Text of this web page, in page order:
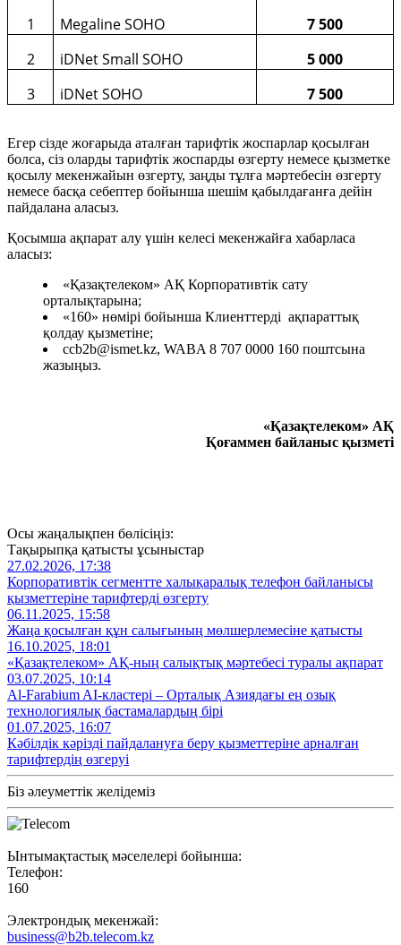
1
Megaline SOHO
7 500
2
iDNet Small SOHO
5 000
3
iDNet SOHO 7 500
Егер сізде жоғарыда аталған тарифтік жоспарлар қосылған
болса, сіз оларды тарифтік жоспарды өзгерту немесе қызметке
қосылу мекенжайын өзгерту, заңды тұлға мәртебесін өзгерту
немесе басқа себептер бойынша шешім қабылдағанға дейін
пайдалана аласыз.
Қосымша ақпарат алу үшін келесі мекенжайға хабарласа
аласыз:
«Қазақтелеком» АҚ Корпоративтік сату
орталықтарына;
«160» нөмірі бойынша Клиенттерді ақпараттық
қолдау қызметіне;
ccb2b@ismet.kz, WABA 8 707 0000 160 поштсына
жазыңыз.
«Қазақтелеком» АҚ
Қоғаммен байланыс қызметі
Осы жаңалықпен бөлісіңіз:
Тақырыпқа қатысты ұсыныстар
27.02.2026, 17:38
Корпоративтік сегментте халықаралық телефон байланысы
қызметтеріне тарифтерді өзгерту
06.11.2025, 15:58
Жаңа қосылған құн салығының мөлшерлемесіне қатысты
16.10.2025, 18:01
«Қазақтелеком» АҚ-ның салықтық мәртебесі туралы ақпарат
03.07.2025, 10:14
Al‑Farabium AI‑кластері – Орталық Азиядағы ең озық
технологиялық бастамалардың бірі
01.07.2025, 16:07
Кәбілдік кәрізді пайдалануға беру қызметтеріне арналған
тарифтердің өзгеруі
Біз әлеуметтік желідеміз
Ынтымақтастық мәселелері бойынша:
Телефон:
160
Электрондық мекенжай:
business@b2b.telecom.kz